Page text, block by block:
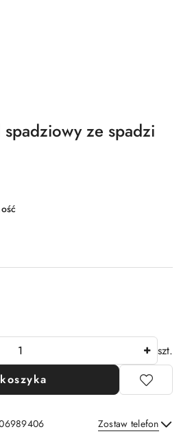
ze spadzi
szt.
Zostaw telefon